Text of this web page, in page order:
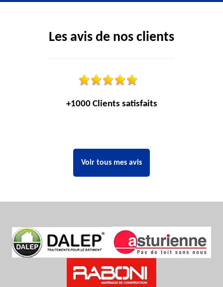
Les avis de nos clients
+1000 Clients satisfaits
Voir tous mes avis